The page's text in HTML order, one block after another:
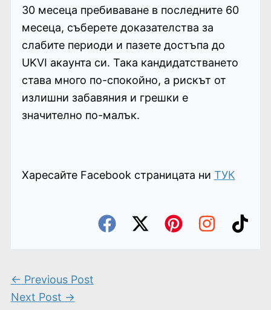
30 месеца пребиваване в последните 60
месеца, съберете доказателства за
слабите периоди и пазете достъпа до
UKVI акаунта си. Така кандидатстването
става много по-спокойно, а рискът от
излишни забавяния и грешки е
значително по-малък.
Харесайте Facebook страницата ни ТУК
← Previous Post
Next Post →